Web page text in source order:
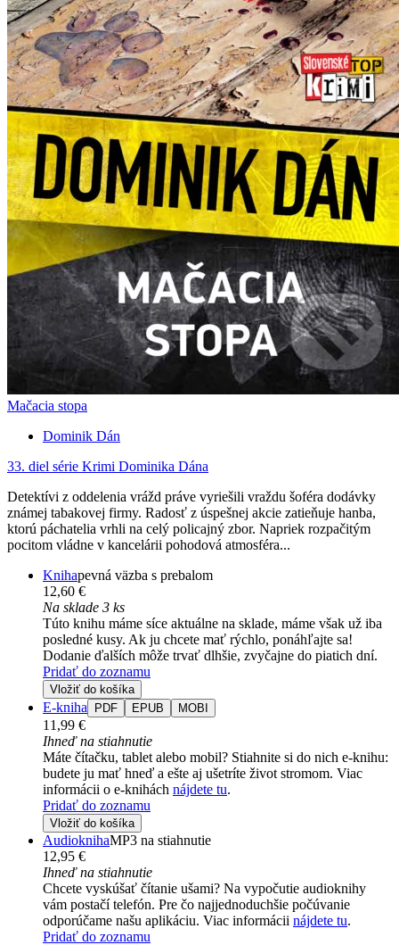
Mačacia stopa
Dominik Dán
33. diel série Krimi Dominika Dána
Detektívi z oddelenia vrážd práve vyriešili vraždu šoféra dodávky
známej tabakovej firmy. Radosť z úspešnej akcie zatieňuje hanba,
ktorú páchatelia vrhli na celý policajný zbor. Napriek rozpačitým
pocitom vládne v kancelárii pohodová atmosféra...
Knihapevná väzba s prebalom
12,60 €
Na sklade 3 ks
Túto knihu máme síce aktuálne na sklade, máme však už iba
posledné kusy. Ak ju chcete mať rýchlo, ponáhľajte sa!
Dodanie ďalších môže trvať dlhšie, zvyčajne do piatich dní.
Pridať do zoznamu
Vložiť do košíka
E-kniha PDF EPUB MOBI
11,99 €
Ihneď na stiahnutie
Máte čítačku, tablet alebo mobil? Stiahnite si do nich e-knihu:
budete ju mať hneď a ešte aj ušetríte život stromom. Viac
informácii o e-knihách nájdete tu.
Pridať do zoznamu
Vložiť do košíka
AudioknihaMP3 na stiahnutie
12,95 €
Ihneď na stiahnutie
Chcete vyskúšať čítanie ušami? Na vypočutie audioknihy
vám postačí telefón. Pre čo najjednoduchšie počúvanie
odporúčame našu aplikáciu. Viac informácii nájdete tu.
Pridať do zoznamu